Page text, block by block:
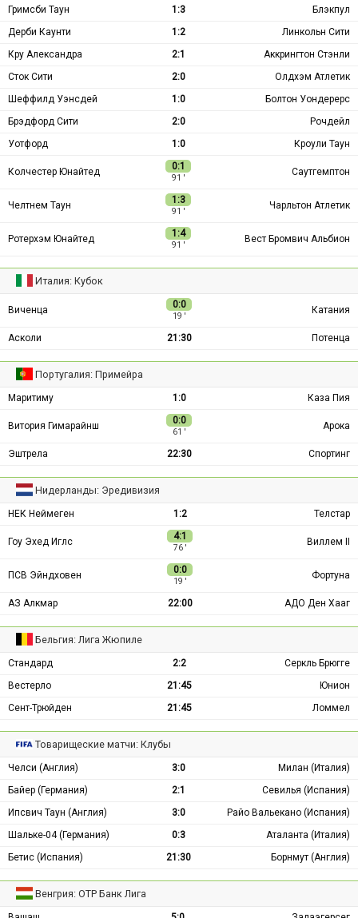
Гримсби Таун
1:3
Блэкпул
Дерби Каунти
1:2
Линкольн Сити
Кру Александра
2:1
Аккрингтон Стэнли
Сток Сити
2:0
Олдхэм Атлетик
Шеффилд Уэнсдей
1:0
Болтон Уондерерс
Брэдфорд Сити
2:0
Рочдейл
Уотфорд
1:0 Кроули Таун
Колчестер Юнайтед 0:1
91 ′
Саутгемптон
Челтнем Таун 1:3
91 ′
Чарльтон Атлетик
Ротерхэм Юнайтед 1:4
91 ′
Вест Бромвич Альбион
Италия: Кубок
Виченца 0:0
19 ′
Катания
Асколи 21:30 Потенца
Португалия: Примейра
Маритиму 1:0 Каза Пия
Витория Гимарайнш 0:0
61 ′
Арока
Эштрела 22:30 Спортинг
Нидерланды: Эредивизия
НЕК Неймеген 1:2 Телстар
Гоу Эхед Иглс 4:1
76 ′
Виллем II
ПСВ Эйндховен 0:0
19 ′
Фортуна
АЗ Алкмар 22:00 АДО Ден Хааг
Бельгия: Лига Жюпиле
Стандард 2:2
Серкль Брюгге
Вестерло
21:45
Юнион
Сент-Трюйден
21:45 Ломмел
Товарищеские матчи: Клубы
Челси (Англия) 3:0
Милан (Италия)
Байер (Германия)
2:1
Севилья (Испания)
Ипсвич Таун (Англия)
3:0
Райо Вальекано (Испания)
Шальке-04 (Германия)
0:3
Аталанта (Италия)
Бетис (Испания)
21:30 Борнмут (Англия)
Венгрия: ОТР Банк Лига